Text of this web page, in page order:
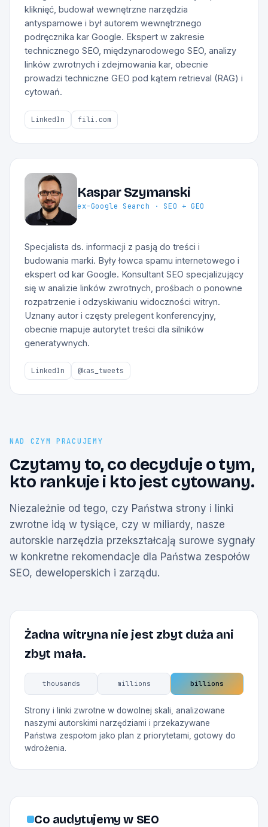
kliknięć, budował wewnętrzne narzędzia
antyspamowe i był autorem wewnętrznego
podręcznika kar Google. Ekspert w zakresie
technicznego SEO, międzynarodowego SEO, analizy
linków zwrotnych i zdejmowania kar, obecnie
prowadzi techniczne GEO pod kątem retrieval (RAG) i
cytowań.
LinkedIn fili.com
Kaspar Szymanski
ex-Google Search · SEO + GEO
Specjalista ds. informacji z pasją do treści i
budowania marki. Były łowca spamu internetowego i
ekspert od kar Google. Konsultant SEO specjalizujący
się w analizie linków zwrotnych, prośbach o ponowne
rozpatrzenie i odzyskiwaniu widoczności witryn.
Uznany autor i częsty prelegent konferencyjny,
obecnie mapuje autorytet treści dla silników
generatywnych.
LinkedIn @kas_tweets
NAD CZYM PRACUJEMY
Czytamy to, co decyduje o tym,
kto rankuje i kto jest cytowany.
Niezależnie od tego, czy Państwa strony i linki
zwrotne idą w tysiące, czy w miliardy, nasze
autorskie narzędzia przekształcają surowe sygnały
w konkretne rekomendacje dla Państwa zespołów
SEO, deweloperskich i zarządu.
Żadna witryna nie jest zbyt duża ani
zbyt mała.
thousands millions billions
Strony i linki zwrotne w dowolnej skali, analizowane
naszymi autorskimi narzędziami i przekazywane
Państwa zespołom jako plan z priorytetami, gotowy do
wdrożenia.
Co audytujemy w SEO